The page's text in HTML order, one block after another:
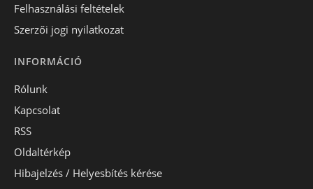
Felhasználási feltételek
Szerzői jogi nyilatkozat
INFORMÁCIÓ
Rólunk
Kapcsolat
RSS
Oldaltérkép
Hibajelzés / Helyesbítés kérése